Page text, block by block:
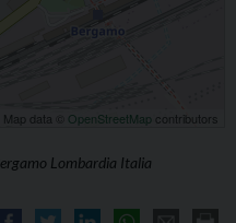
| Map data © OpenStreetMap contributors
Lombardia Italia